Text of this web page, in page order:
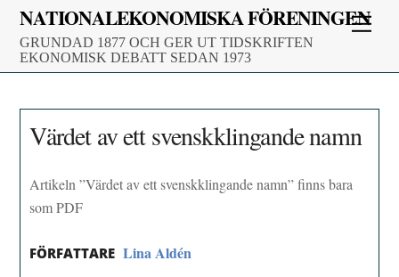
Skip
content
NATIONALEKONOMISKA FÖRENINGEN
GRUNDAD 1877 OCH GER UT TIDSKRIFTEN
EKONOMISK DEBATT SEDAN 1973
Värdet av ett svenskklingande namn
Artikeln ”Värdet av ett svenskklingande namn” finns bara
som PDF
FÖRFATTARE Lina Aldén